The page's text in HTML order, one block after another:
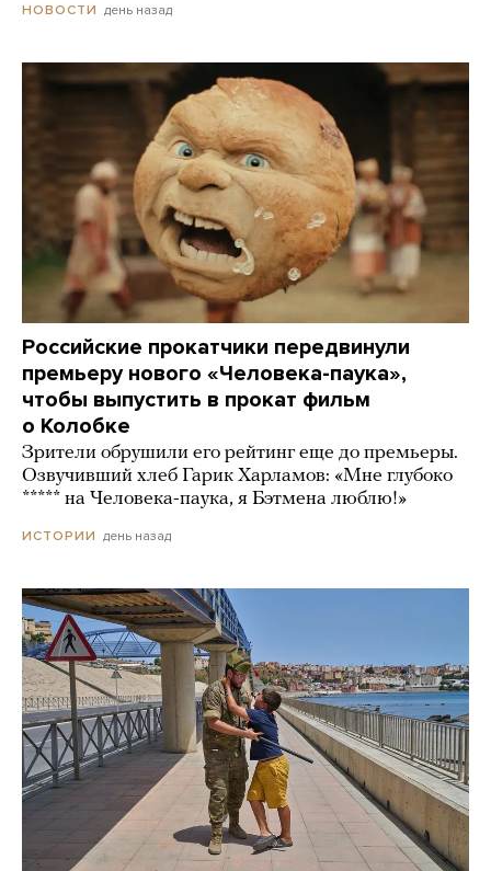
НОВОСТИ день назад
Российские прокатчики передвинули
премьеру нового «Человека-паука»,
чтобы выпустить в прокат фильм
о Колобке
Зрители обрушили его рейтинг еще до премьеры.
Озвучивший хлеб Гарик Харламов: «Мне глубоко
***** на Человека-паука, я Бэтмена люблю!»
ИСТОРИИ день назад